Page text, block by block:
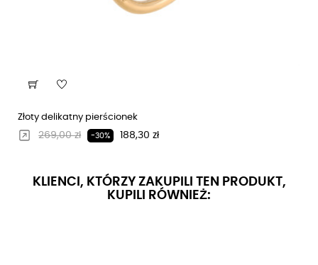
Złoty delikatny pierścionek
Regularna cena
269,00 zł -30% Cena
188,30 zł
KLIENCI, KTÓRZY ZAKUPILI TEN PRODUKT,
KUPILI RÓWNIEŻ: